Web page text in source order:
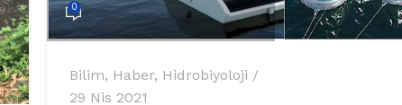
0
Bilim, Haber, Hidrobiyoloji
29 Nis 2021